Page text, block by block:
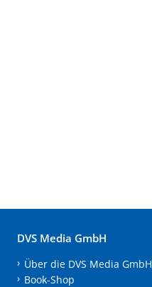
DVS Media GmbH
Über die DVS Media GmbH
Book-Shop